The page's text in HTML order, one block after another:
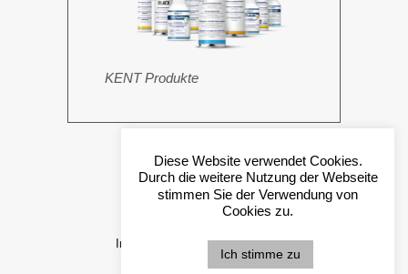
KENT Produkte
Impressum © 2024 VAMOS
Diese Website verwendet Cookies.
Durch die weitere Nutzung der Webseite
stimmen Sie der Verwendung von
Cookies zu.
Ich stimme zu